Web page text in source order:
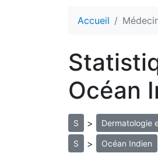
Accueil
Océan
S > Dermatologie
S > Océan Indien